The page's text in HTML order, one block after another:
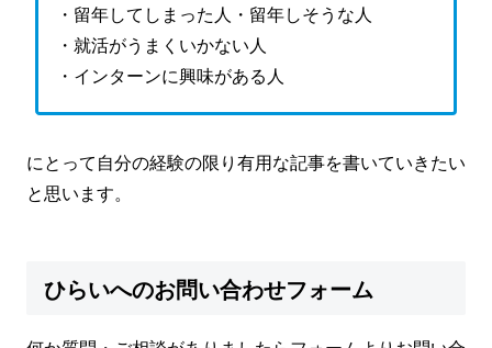
・留年してしまった人・留年しそうな人
・就活がうまくいかない人
・インターンに興味がある人
にとって自分の経験の限り有用な記事を書いていきたい
と思います。
ひらいへのお問い合わせフォーム